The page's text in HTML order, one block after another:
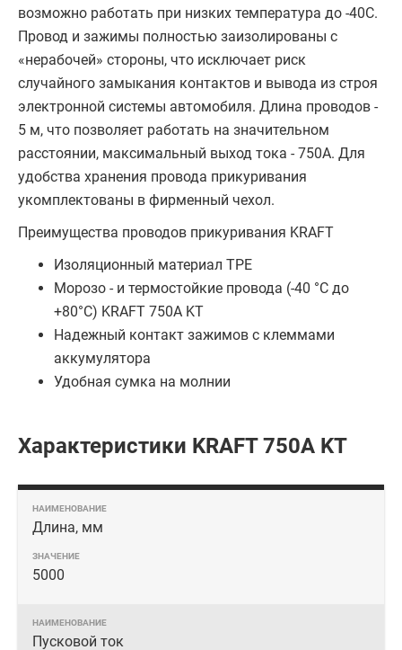
возможно работать при низких температура до -40С.
Провод и зажимы полностью заизолированы с
«нерабочей» стороны, что исключает риск
случайного замыкания контактов и вывода из строя
электронной системы автомобиля. Длина проводов -
5 м, что позволяет работать на значительном
расстоянии, максимальный выход тока - 750А. Для
удобства хранения провода прикуривания
укомплектованы в фирменный чехол.
Преимущества проводов прикуривания KRAFT
Изоляционный материал TPE
Морозо - и термостойкие провода (-40 °С до
+80°С) KRAFT 750А KT
Надежный контакт зажимов с клеммами
аккумулятора
Удобная сумка на молнии
Характеристики KRAFT 750А KT
Длина, мм
5000
Пусковой ток